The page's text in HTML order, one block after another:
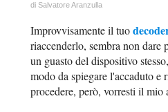
di Salvatore Aranzulla
Improvvisamente il tuo
riaccenderlo, sembra non dare
un guasto del dispositivo
modo da spiegare l'accaduto e
procedere, però, vorresti il